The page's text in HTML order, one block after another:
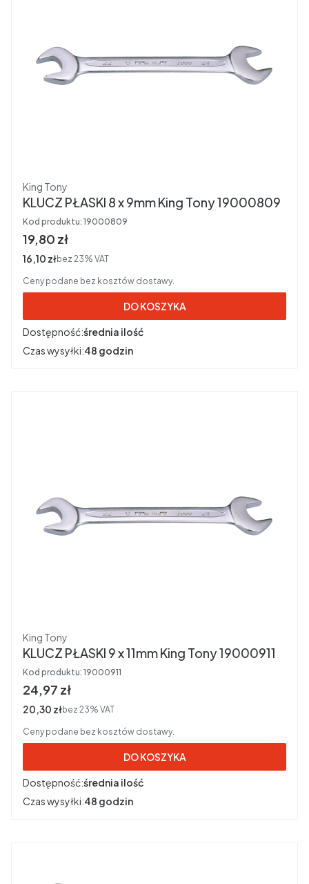
Producent
King Tony
KLUCZ PŁASKI 8 x 9mm King Tony 19000809
Kod produktu: 19000809
Cena brutto
19,80 zł
Cena netto
16,10 złbez 23% VAT
Ceny podane bez kosztów dostawy.
DO KOSZYKA
Dostępność:średnia ilość
Czas wysyłki:48 godzin
Producent
King Tony
KLUCZ PŁASKI 9 x 11mm King Tony 19000911
Kod produktu: 19000911
Cena brutto
24,97 zł
Cena netto
20,30 złbez 23% VAT
Ceny podane bez kosztów dostawy.
DO KOSZYKA
Dostępność:średnia ilość
Czas wysyłki:48 godzin